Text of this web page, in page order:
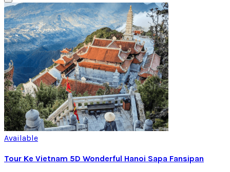
Available
Tour Ke Vietnam 5D Wonderful Hanoi Sapa Fansipan